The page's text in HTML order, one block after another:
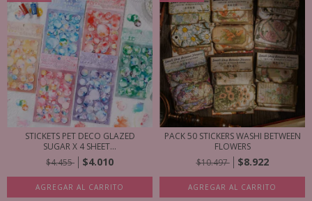
STICKETS PET DECO GLAZED
SUGAR X 4 SHEET...
$4.455
$4.010
AGREGAR AL CARRITO
PACK 50 STICKERS WASHI BETWEEN
FLOWERS
$10.497
$8.922
AGREGAR AL CARRITO